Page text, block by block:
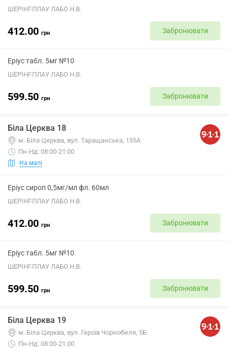
ШЕРІНГ-ПЛАУ ЛАБО Н.В.
412.00 грн Забронювати
Еріус табл. 5мг №10
ШЕРІНГ-ПЛАУ ЛАБО Н.В.
599.50 грн Забронювати
Біла Церква 18
м. Біла Церква, вул. Таращанська, 155А
Пн-Нд: 08:00-21:00
На мапі
Еріус сироп 0,5мг/мл фл. 60мл
ШЕРІНГ-ПЛАУ ЛАБО Н.В.
412.00 грн Забронювати
Еріус табл. 5мг №10
ШЕРІНГ-ПЛАУ ЛАБО Н.В.
599.50 грн Забронювати
Біла Церква 19
м. Біла Церква, вул. Героїв Чорнобиля, 5Б
Пн-Нд: 08:00-21:00